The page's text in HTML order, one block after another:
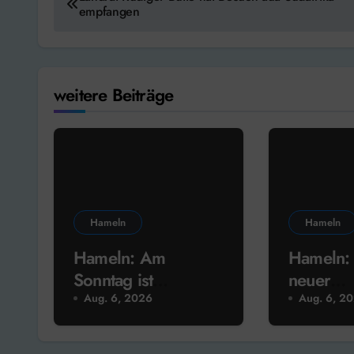
empfangen
weitere Beiträge
Hameln
Hameln: Am
Sonntag ist
Sommerfest im
Museum
Aug. 6, 2026
Hameln
neuer
Aug. 6,